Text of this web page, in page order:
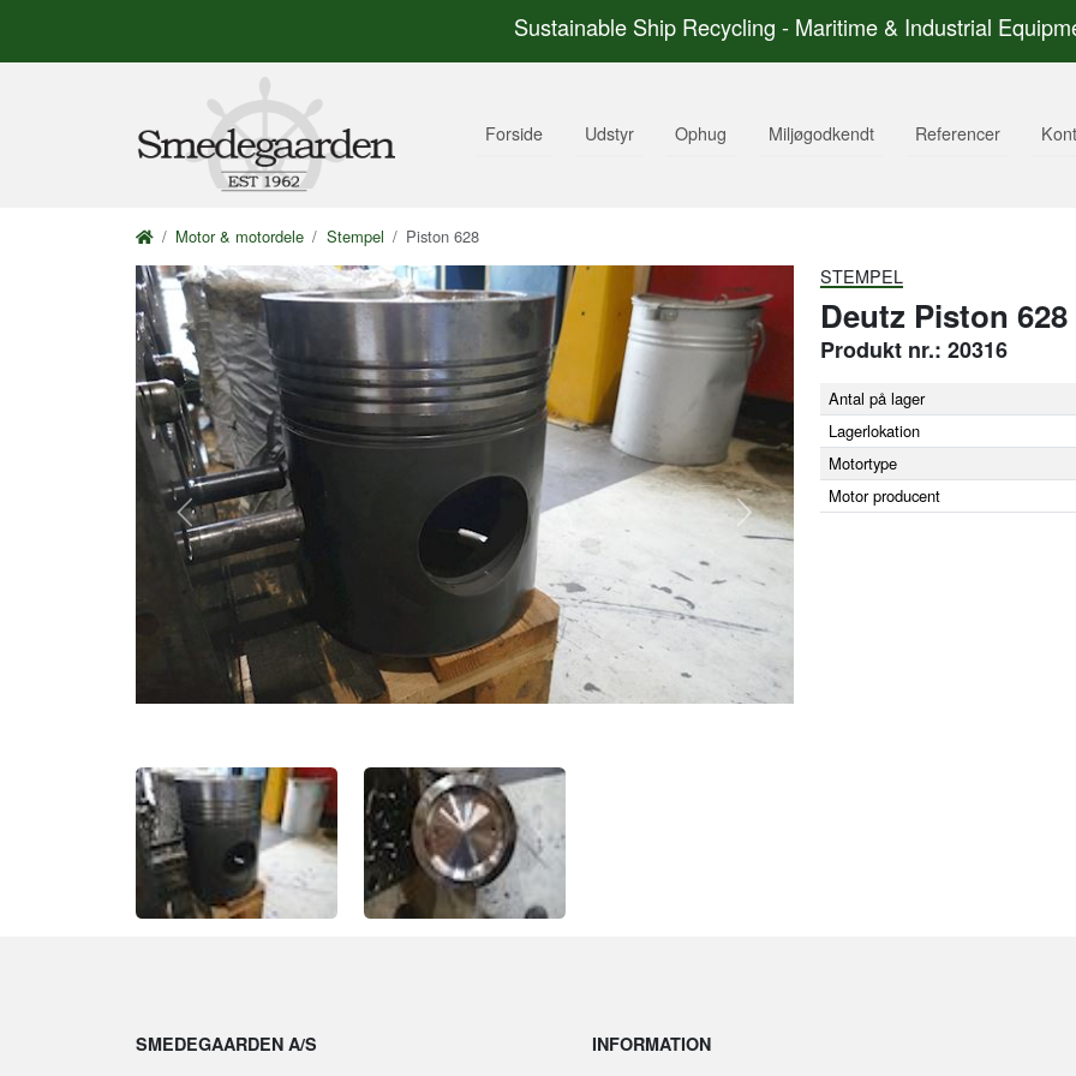
Sustainable Ship Recycling - Maritime & Industrial
Forside Udstyr Ophug Miljøgodkendt Referencer
Motor & motordele Stempel Piston 628
Previous Next
STEMPEL
Deutz Piston 628
Produkt nr.: 20316
Antal på lager
Lagerlokation
Motortype
Motor producent
SMEDEGAARDEN A/S INFORMATION